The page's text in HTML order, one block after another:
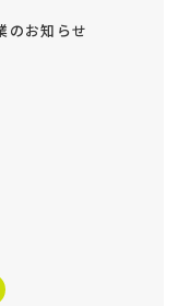
のお知らせ